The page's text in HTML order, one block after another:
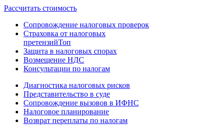
Рассчитать стоимость
Сопровождение налоговых проверок
Страховка от налоговых
претензийТоп
Защита в налоговых спорах
Возмещение НДС
Консультации по налогам
Диагностика налоговых рисков
Представительство в суде
Сопровождение вызовов в ИФНС
Налоговое планирование
Возврат переплаты по налогам